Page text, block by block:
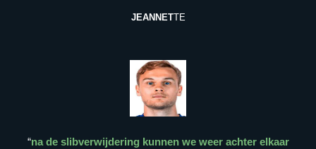
JEANNETTE
“na de slibverwijdering kunnen we weer achter elkaar